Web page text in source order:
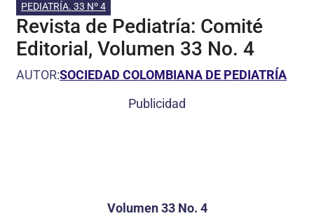
PEDIATRÍA. 33 Nº 4
Revista de Pediatría: Comité
Editorial, Volumen 33 No. 4
AUTOR:SOCIEDAD COLOMBIANA DE PEDIATRÍA
Publicidad
Volumen 33 No. 4